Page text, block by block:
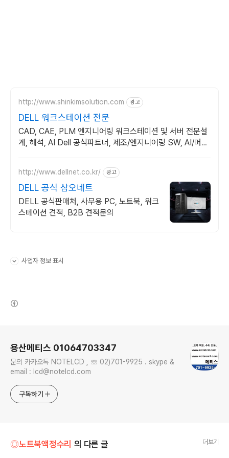
http://www.shinkimsolution.com 광고
DELL 워크스테이션 전문
CAD, CAE, PLM 엔지니어링 워크스테이션 및 서버 전문설
계, 해석, AI Dell 공식파트너, 제조/엔지니어링 SW, AI/머신
http://www.dellnet.co.kr/ 광고
DELL 공식 삼오네트
DELL 공식판매처, 사무용 PC, 노트북, 워크
스테이션 견적, B2B 견적문의
사업자 정보 표시
용산메티스 01064703347
문의 카카오톡 NOTELCD , ☏ 02)701-9925 . skype &
email : lcd@notelcd.com
구독하기
◎노트북액정수리 의 다른 글 더보기